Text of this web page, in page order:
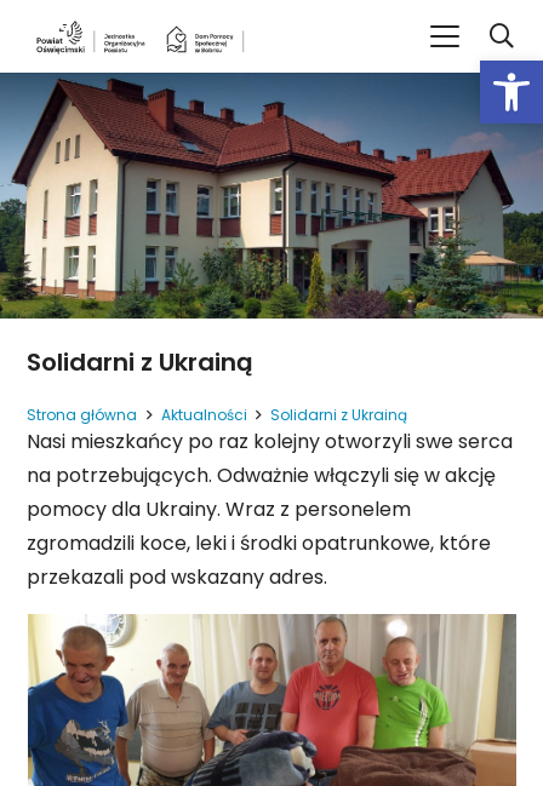
Solidarni z Ukrainą
Strona główna Aktualności Solidarni z Ukrainą
Nasi mieszkańcy po raz kolejny otworzyli swe serca
na potrzebujących. Odważnie włączyli się w akcję
pomocy dla Ukrainy. Wraz z personelem
zgromadzili koce, leki i środki opatrunkowe, które
przekazali pod wskazany adres.